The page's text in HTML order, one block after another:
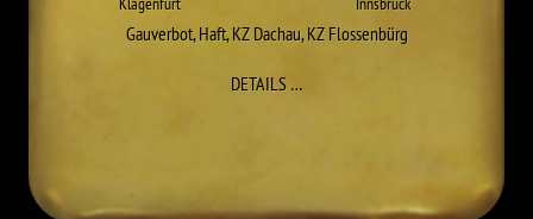
Gauverbot,Haft,KZ Dachau,KZ Flossenbürg
DETAILS…ZU WALTER ADAM